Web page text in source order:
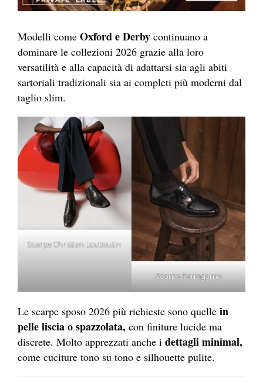
Modelli come Oxford e Derby continuano a
dominare le collezioni 2026 grazie alla loro
versatilità e alla capacità di adattarsi sia agli abiti
sartoriali tradizionali sia ai completi più moderni dal
taglio slim.
Scarpe Christian Louboutin
Scarpe Ferragamo
Le scarpe sposo 2026 più richieste sono quelle in
pelle liscia o spazzolata, con finiture lucide ma
discrete. Molto apprezzati anche i dettagli minimal,
come cuciture tono su tono e silhouette pulite.